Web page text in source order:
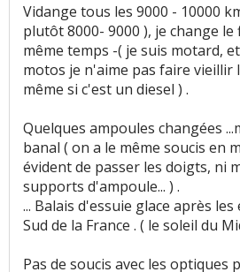
Fiabilité:90 aiment 38
Service après vente:6
9aiment
Prix pièces détach.:2
Vidange tous les 9000 - 10000
plutôt 8000- 9000 ), je change
même temps -( je suis motard,
motos je n'aime pas faire
même si c'est un diesel ) .
Quelques ampoules changées
banal ( on a le même soucis en
évident de passer les doigts, ni
supports d'ampoule... ) .
... Balais d'essuie glace après
Sud de la France . ( le soleil du
Pas de soucis avec les optiques